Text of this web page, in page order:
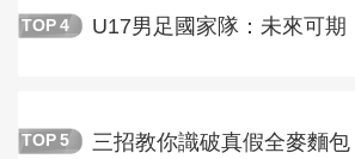
TOP 4 U17男足國家隊：未來可期
TOP 5 三招教你識破真假全麥麵包